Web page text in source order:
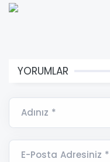
YORUMLAR
Adınız *
E-Posta Adresiniz *